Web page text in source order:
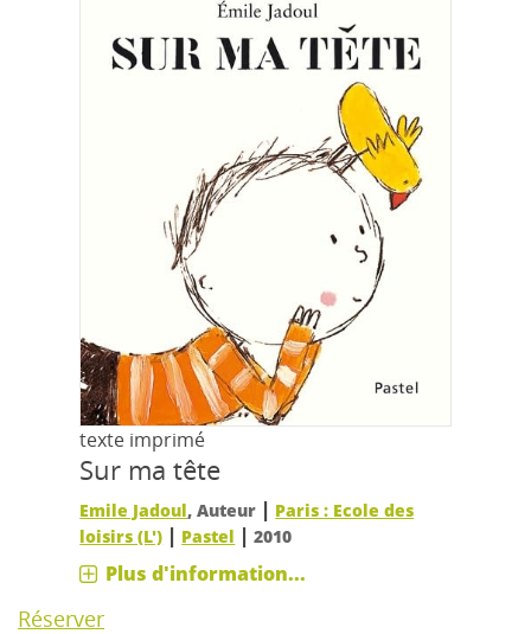
texte imprimé
Sur ma tête
Emile Jadoul, Auteur | Paris : Ecole des
loisirs (L') | Pastel |2010
Plus d'information...
Réserver